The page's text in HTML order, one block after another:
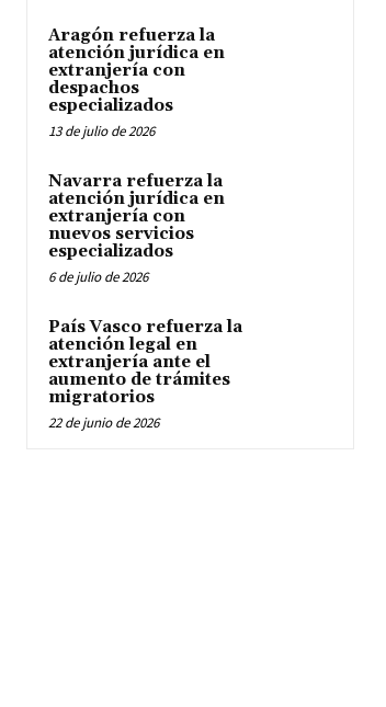
Aragón refuerza la
atención jurídica en
extranjería con
despachos
especializados
13 de julio de 2026
Navarra refuerza la
atención jurídica en
extranjería con
nuevos servicios
especializados
6 de julio de 2026
País Vasco refuerza la
atención legal en
extranjería ante el
aumento de trámites
migratorios
22 de junio de 2026